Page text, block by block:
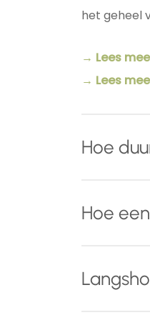
het geheel
→ Lees
→ Lees
Hoe
houten
u uw
Hoe